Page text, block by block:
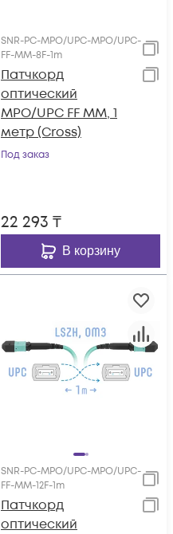
SNR-PC-MPO/UPC-MPO/UPC-
FF-MM-8F-1m
Патчкорд
оптический
MPO/UPC FF MM, 1
метр (Cross)
Под заказ
22 293 ₸
В корзину
SNR-PC-MPO/UPC-MPO/UPC-
FF-MM-12F-1m
Патчкорд
оптический